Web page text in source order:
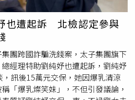
園市長後，黃世杰辭去市府顧問
域立委的黨內初選，淘汰時任立委
選2020年立委選舉，擊敗曾任桃
委吳志揚。不料2024年競選連任
距敗給時任桃園市議員塗權吉，未
黃世杰雖然踏入政壇的時間不久，
新屋地方上是知名人物，四屆縣議
過立委，還當過桃園農田水利會總
也遭起訴 北檢認定參與
團跨國詐騙洗錢案，太子集團旗下
經理特助劉純妤也遭起訴，劉純妤
訊後15萬元交保，她因爆乳清涼
「爆乳燦笑妹」，不但引發議論，